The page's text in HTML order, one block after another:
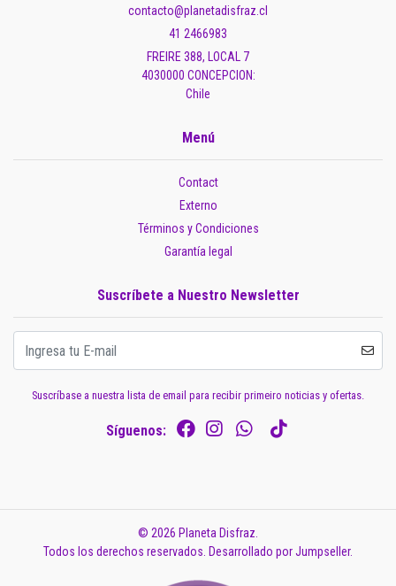
contacto@planetadisfraz.cl
41 2466983
FREIRE 388, LOCAL 7
4030000 CONCEPCION:
Chile
Menú
Contact
Externo
Términos y Condiciones
Garantía legal
Suscríbete a Nuestro Newsletter
Suscríbase a nuestra lista de email para recibir primeiro noticias y ofertas.
Síguenos:
© 2026 Planeta Disfraz.
Todos los derechos reservados. Desarrollado por Jumpseller.